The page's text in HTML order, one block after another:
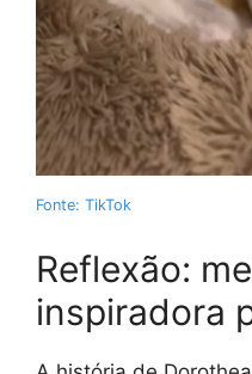
Fonte: TikTok
Reflexão:
inspiradora